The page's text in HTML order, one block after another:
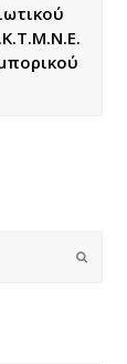
Submit